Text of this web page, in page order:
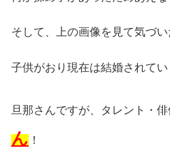
そして、上の画像を見て気づい
子供がおり現在は結婚されてい
旦那さんですが、タレント・
ん ！